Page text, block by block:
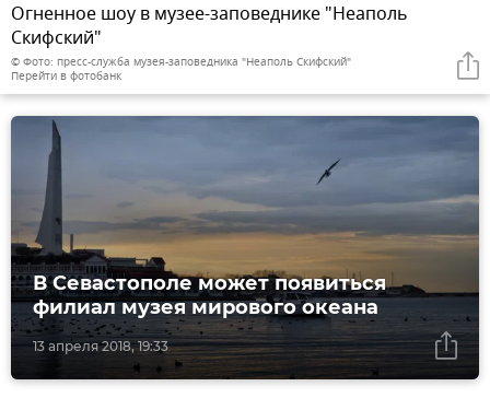
Огненное шоу в музее-заповеднике "Неаполь
Скифский"
© Фото: пресс-служба музея-заповедника "Неаполь Скифский"
Перейти в фотобанк
13 апреля 2018, 19:33
В Севастополе может появиться
филиал музея мирового океана